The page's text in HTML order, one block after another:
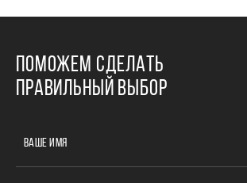
ПОМОЖЕМ СДЕЛАТЬ
ПРАВИЛЬНЫЙ ВЫБОР
ВАШЕ ИМЯ